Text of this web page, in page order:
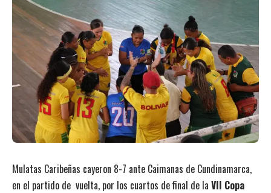
Mulatas Caribeñas cayeron 8-7 ante Caimanas de Cundinamarca,
en el partido de vuelta, por los cuartos de final de la VII Copa